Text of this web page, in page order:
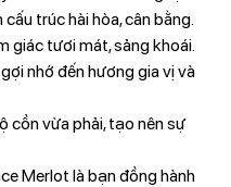
trúc hài hòa, cân bằng.
giác tươi mát, sảng khoái.
nhớ đến hương gia vị và
cồn vừa phải, tạo nên sự
Merlot là bạn đồng hành